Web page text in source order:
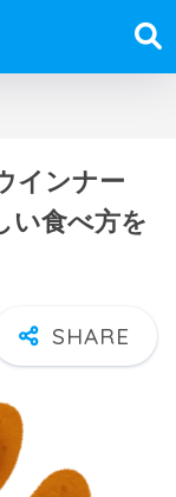
インナー
い食べ方を